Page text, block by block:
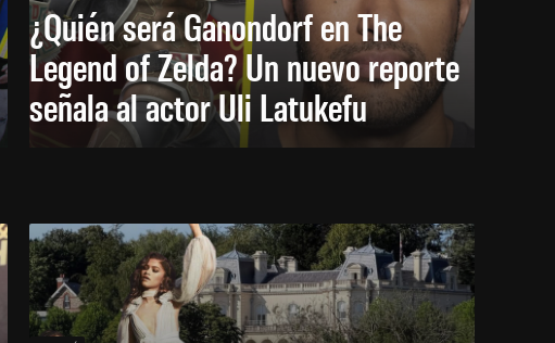
¿Quién será Ganondorf en The
Legend of Zelda? Un nuevo reporte
señala al actor Uli Latukefu